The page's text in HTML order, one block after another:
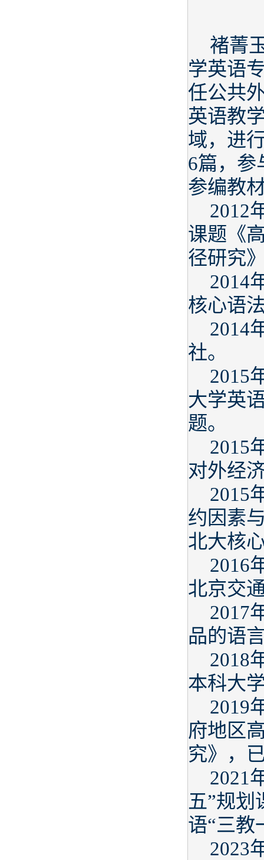
褚菁
学英语
任公共
英语教
域，进
6篇，参
参编教
2012
课题《
径研究
2014
核心语
2014
社。
2015
大学英
题。
2015
对外经
2015
约因素
北大核
2016
北京交
2017
品的语
2018
本科大
2019
府地区
究》，
2021
五”规
语“三教
2023